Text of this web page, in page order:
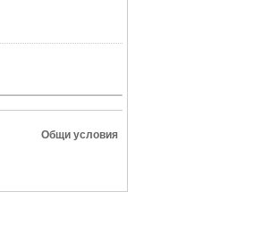
Общи условия